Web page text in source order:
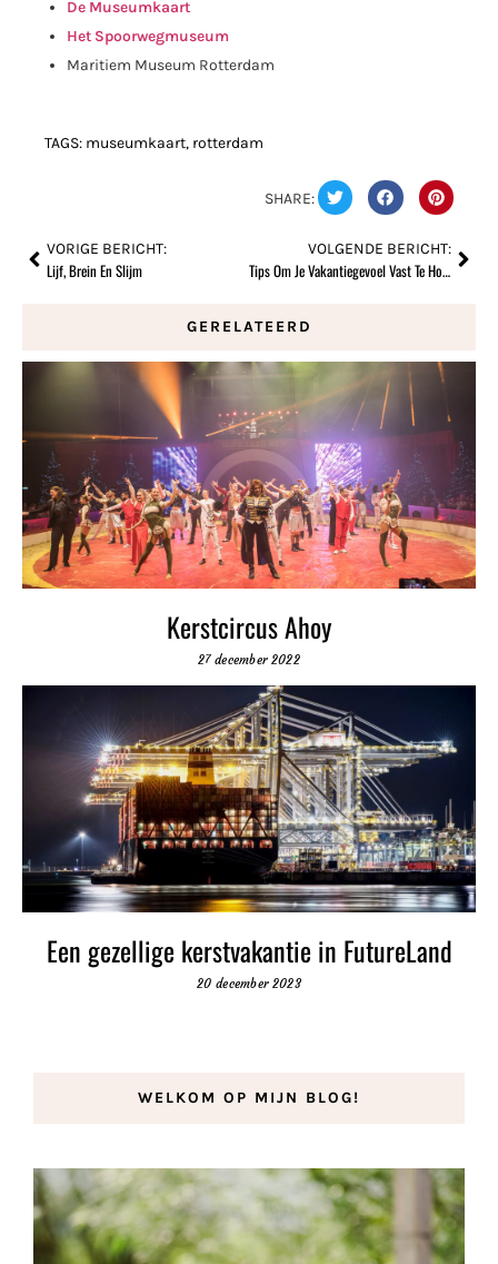
De Museumkaart
Het Spoorwegmuseum
Maritiem Museum Rotterdam
TAGS: museumkaart, rotterdam
SHARE:
VORIGE BERICHT:
Lijf, Brein En Slijm
VOLGENDE BERICHT:
Tips Om Je Vakantiegevoel Vast Te Houden
GERELATEERD
Kerstcircus Ahoy
27 december 2022
Een gezellige kerstvakantie in FutureLand
20 december 2023
WELKOM OP MIJN BLOG!